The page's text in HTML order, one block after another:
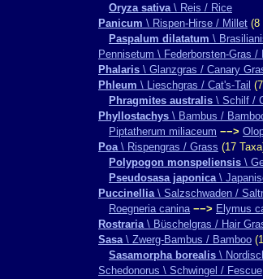
Oryza sativa\ Reis / Rice
Panicum \ Rispen-Hirse / Millet (8
Paspalum dilatatum \
Pennisetum \ Federborsten-Gras /
Phalaris \ Glanzgras / Canary
Phleum \ Lieschgras / Cat's-Tail
Phragmites australis \ Schilf /
Phyllostachys \ Bambus /
Piptatherum miliaceum −−>
Poa\ Rispengras / Grass (17
Polypogon monspeliensis \
Pseudosasa japonica\
Puccinellia\ Salzschwaden /
Roegneria canina −−> Elymus
Rostraria\ Büschelgras / Hair
Sasa\ Zwerg-Bambus / Bamboo
Sasamorpha borealis \
Schedonorus \ Schwingel / Fescue